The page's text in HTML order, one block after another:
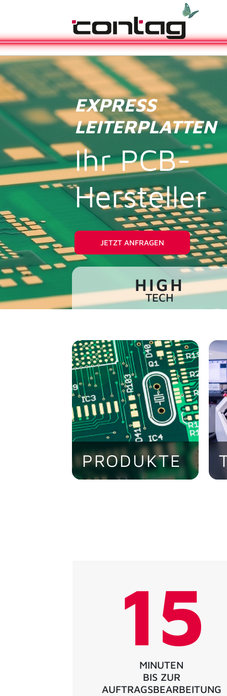
EXPRESS
LEITERPLATTEN
Ihr PCB-
Hersteller
JETZT ANFRAGEN
HIGH
TECH
PRODUKTE
High-Tech in allen
15
MINUTEN
BIS ZUR
AUFTRAGSBEARBEITUNG